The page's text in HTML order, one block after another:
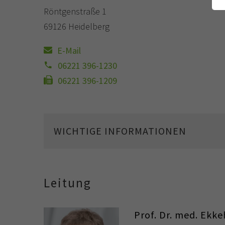
Röntgenstraße 1
69126 Heidelberg
E-Mail
06221 396-1230
06221 396-1209
WICHTIGE INFORMATIONEN
Leitung
Prof. Dr. med.